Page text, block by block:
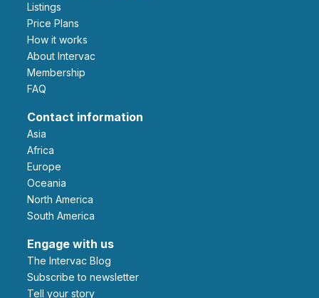
Listings
Price Plans
How it works
About Intervac
Membership
FAQ
Contact information
Asia
Africa
Europe
Oceania
North America
South America
Engage with us
The Intervac Blog
Subscribe to newsletter
Tell your story